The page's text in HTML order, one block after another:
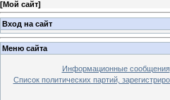
[Мой сайт]
Вход на сайт
Меню сайта
Информационные сообщения
Список политических партий,